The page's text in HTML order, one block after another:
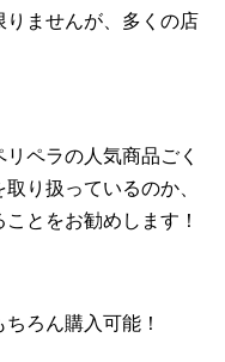
ませんが、多くの店
ペラの人気商品ごく
り扱っているのか、
とをお勧めします！
ろん購入可能！